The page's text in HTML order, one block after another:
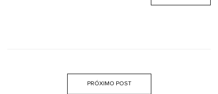
PRÓXIMO POST